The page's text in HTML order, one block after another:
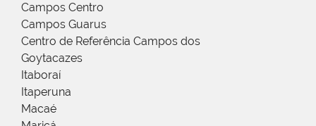
Campos Centro
Campos Guarus
Centro de Referência Campos dos
Goytacazes
Itaboraí
Itaperuna
Macaé